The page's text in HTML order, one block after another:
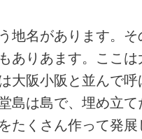
地名があります。
ありあます。ここ
大阪小阪と並んで
島は島で、埋め立
たくさん作って発